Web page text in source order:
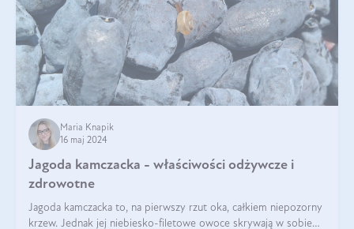
Maria Knapik
16 maj 2024
Jagoda kamczacka - właściwości odżywcze i
zdrowotne
Jagoda kamczacka to, na pierwszy rzut oka, całkiem niepozorny
krzew. Jednak jej niebiesko-filetowe owoce skrywają w sobie